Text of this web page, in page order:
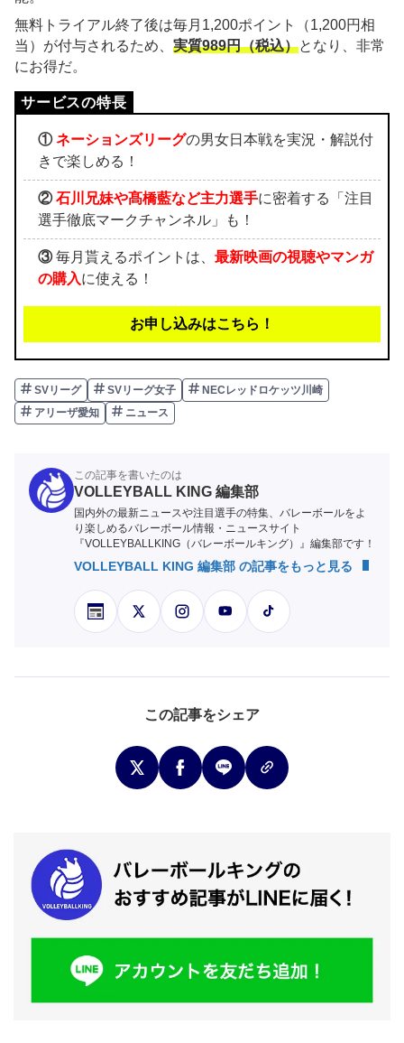
無料トライアル終了後は毎月1,200ポイント（1,200円相
当）が付与されるため、 実質989円（税込）となり、非常
にお得だ。
① ネーションズリーグの男女日本戦を実況・解説付
きで楽しめる！
② 石川兄妹や髙橋藍など主力選手に密着する「注目
選手徹底マークチャンネル」も！
③毎月貰えるポイントは、 最新映画の視聴やマンガ
の購入に使える！
お申し込みはこちら！
SVリーグ SVリーグ女子
NECレッドロケッツ川崎
アリーザ愛知
ニュース
この記事を書いたのは
VOLLEYBALL KING 編集部
国内外の最新ニュースや注目選手の特集、バレーボールをよ
り楽しめるバレーボール情報・ニュースサイト
『VOLLEYBALLKING（バレーボールキング）』編集部です！
VOLLEYBALL KING 編集部 の記事をもっと見る
この記事をシェア